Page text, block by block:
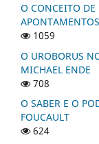
O CONCEITO DE
1059
O UROBORUS
MICHAEL ENDE
708
O SABER E O
FOUCAULT
624